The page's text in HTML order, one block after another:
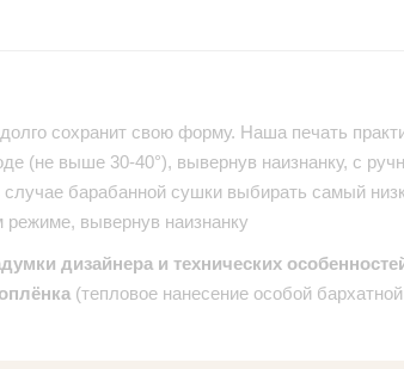
сохранит свою форму. Наша печать
(не выше 30-40°), вывернув наизнанку, с
барабанной сушки выбирать самый
режиме, вывернув наизнанку
дизайнера и технических
(тепловое нанесение особой